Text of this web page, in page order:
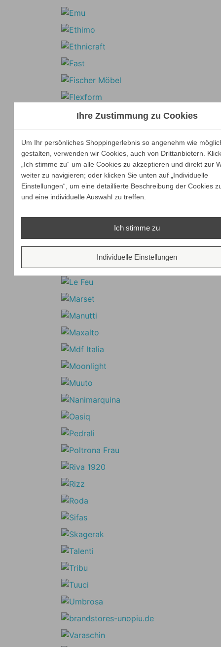
Ihre Zustimmung zu Cookies
Um Ihr persönliches Shoppingerlebnis so angenehm wie
gestalten, verwenden wir Cookies, auch von Drittanbietern.
„Ich stimme zu“ um alle Cookies zu akzeptieren und direkt zur
weiter zu navigieren; oder klicken Sie unten auf „Individuelle
Einstellungen“, um eine detaillierte Beschreibung der Cookies
und eine individuelle Auswahl zu treffen.
Ich stimme zu
Individuelle Einstellungen